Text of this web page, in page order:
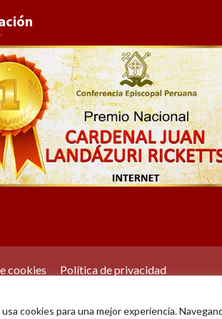
cookies para una mejor experiencia.
cookies Política de privacidad
©